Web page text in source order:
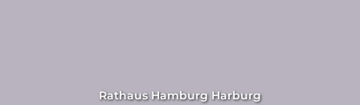
Rathaus Hamburg Harburg